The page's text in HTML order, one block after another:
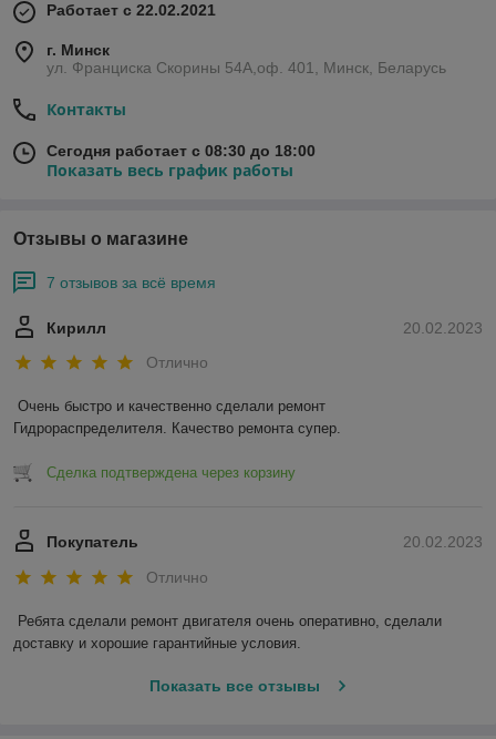
Работает с 22.02.2021
г. Минск
ул. Франциска Скорины 54А,оф. 401, Минск, Беларусь
Контакты
Сегодня работает с 08:30 до 18:00
Показать весь график работы
Отзывы о магазине
7 отзывов за всё время
20.02.2023
Кирилл
Отлично
Очень быстро и качественно сделали ремонт
Гидрораспределителя. Качество ремонта супер.
Сделка подтверждена через корзину
20.02.2023
Покупатель
Отлично
Ребята сделали ремонт двигателя очень оперативно, сделали
доставку и хорошие гарантийные условия.
Показать все отзывы